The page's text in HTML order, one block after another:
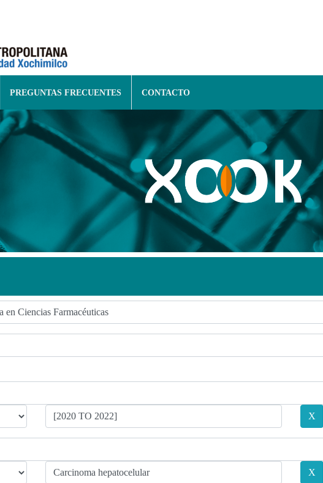
PREGUNTAS FRECUENTES CONTACTO